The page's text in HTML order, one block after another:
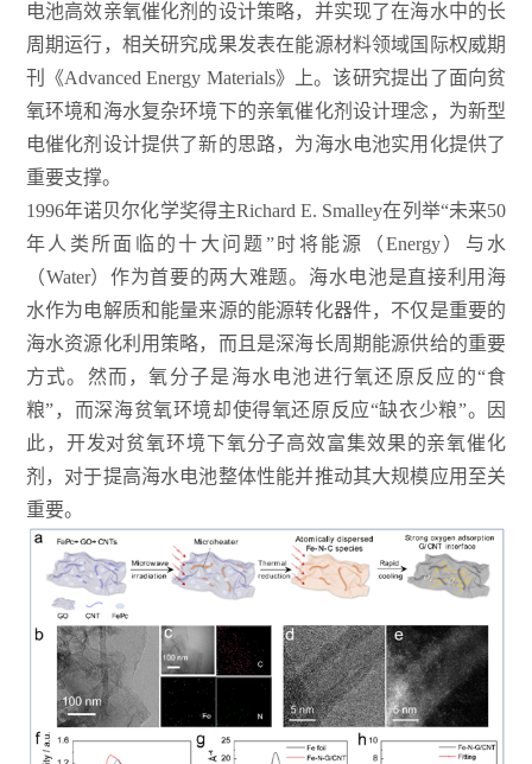
电池高效亲氧催化剂的设计策略，并实现了在海水中的长
周期运行，相关研究成果发表在能源材料领域国际权威期
刊《Advanced Energy Materials》上。该研究提出了面向贫
氧环境和海水复杂环境下的亲氧催化剂设计理念，为新型
电催化剂设计提供了新的思路，为海水电池实用化提供了
重要支撑。
1996年诺贝尔化学奖得主Richard E. Smalley在列举“未来50
年人类所面临的十大问题”时将能源（Energy）与水
（Water）作为首要的两大难题。海水电池是直接利用海
水作为电解质和能量来源的能源转化器件，不仅是重要的
海水资源化利用策略，而且是深海长周期能源供给的重要
方式。然而，氧分子是海水电池进行氧还原反应的“食
粮”，而深海贫氧环境却使得氧还原反应“缺衣少粮”。因
此，开发对贫氧环境下氧分子高效富集效果的亲氧催化
剂，对于提高海水电池整体性能并推动其大规模应用至关
重要。